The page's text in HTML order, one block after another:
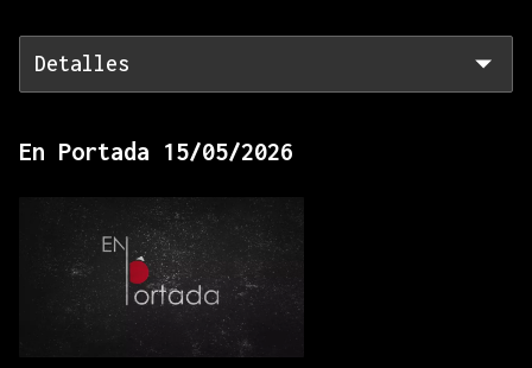
Detalles
En Portada 15/05/2026